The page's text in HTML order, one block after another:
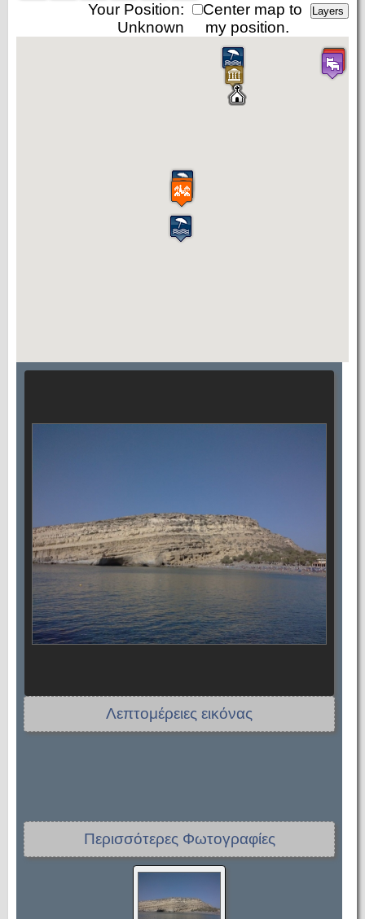
Center map to
my position.
Your Position:
Unknown
Λεπτομέρειες εικόνας
Περισσότερες Φωτογραφίες